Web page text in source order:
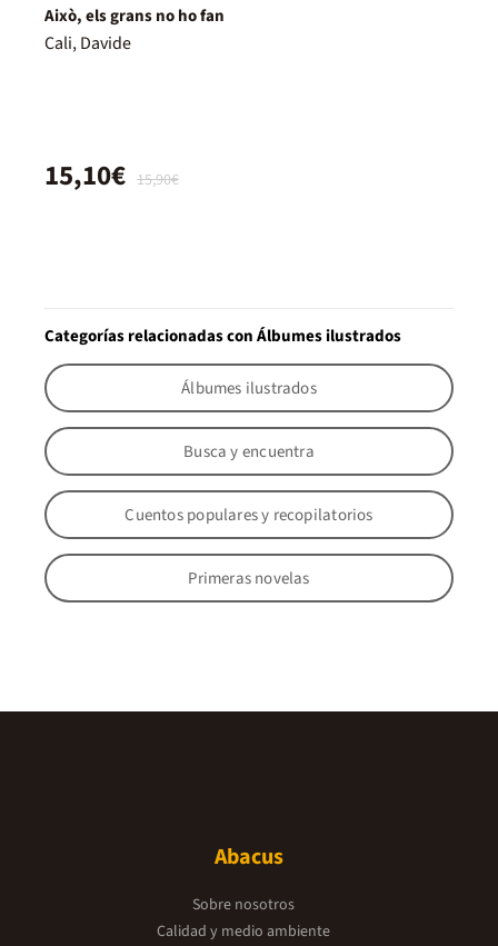
Això, els grans no ho fan
Cali, Davide
15,90€
15,10€
Categorías relacionadas con Álbumes ilustrados
Álbumes ilustrados
Busca y encuentra
Cuentos populares y recopilatorios
Primeras novelas
Abacus
Sobre nosotros
Calidad y medio ambiente